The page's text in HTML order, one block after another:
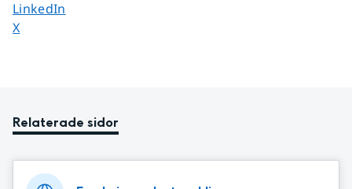
Dela sidan på
LinkedIn
Dela sidan på
X
Relaterade sidor